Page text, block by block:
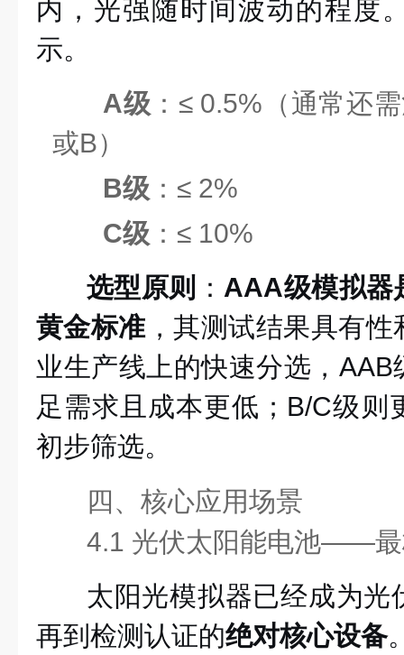
内，光强随时间波动的程度
示。
A级 ：≤ 0.5%（通常还
或B）
B级 ：≤ 2%
C级 ：≤ 10%
选型原则
： AAA级模拟器
黄金标准，其测试结果具有
业生产线上的快速分选，
足需求且成本更低；B/C级则
初步筛选。
四、核心应用场景
4.1 光伏太阳能电池——最
太阳光模拟器已经成为光
再到检测认证的绝对核心设备